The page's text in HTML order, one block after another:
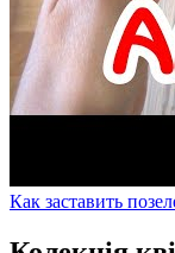
Как заставить